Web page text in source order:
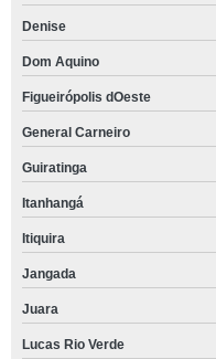
Denise
Dom Aquino
Figueirópolis dOeste
General Carneiro
Guiratinga
Itanhangá
Itiquira
Jangada
Juara
Lucas Rio Verde